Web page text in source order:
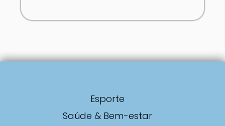
Esporte
Saúde & Bem-estar